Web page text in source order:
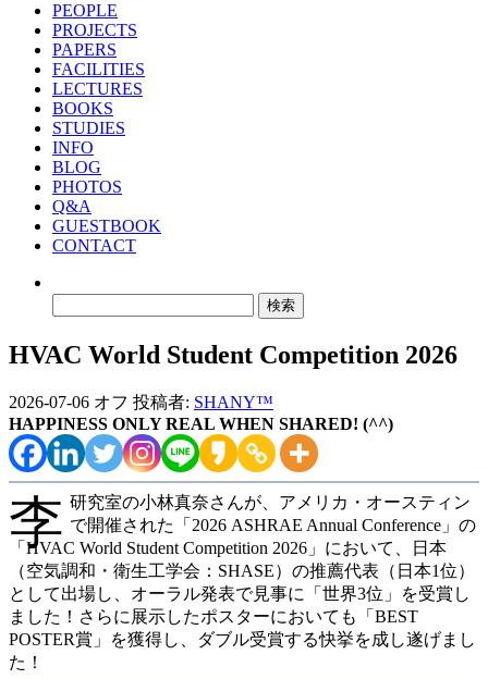
PEOPLE
PROJECTS
PAPERS
FACILITIES
LECTURES
BOOKS
STUDIES
INFO
BLOG
PHOTOS
Q&A
GUESTBOOK
CONTACT
HVAC World Student Competition 2026
2026-07-06 オフ 投稿者: SHANY™
HAPPINESS ONLY REAL WHEN SHARED! (^^)
李 研究室の小林真奈さんが、アメリカ・オースティン
で開催された「2026 ASHRAE Annual Conference」の
「HVAC World Student Competition 2026」において、日本
（空気調和・衛生工学会：SHASE）の推薦代表（日本1位）
として出場し、オーラル発表で見事に「世界3位」を受賞し
ました！さらに展示したポスターにおいても「BEST
POSTER賞」を獲得し、ダブル受賞する快挙を成し遂げまし
た！